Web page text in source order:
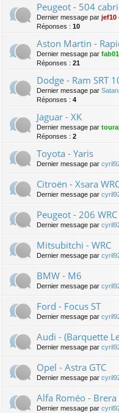
Peugeot - 504
Dernier message par jef10
Réponses : 10
Aston Martin -
Dernier message par fab01
Réponses : 21
Dodge - Ram SRT
Dernier message par
Réponses : 4
Jaguar - XK
Dernier message par
Réponses : 2
Toyota - Yaris
Dernier message par
Citroën - Xsara
Dernier message par
Peugeot - 206 WRC
Dernier message par
Mitsubitchi - WRC
Dernier message par
BMW - M6
Dernier message par
Ford - Focus ST
Dernier message par
Audi - (Barquette
Dernier message par
Opel - Astra GTC
Dernier message par
Alfa Roméo - Brera
Dernier message par